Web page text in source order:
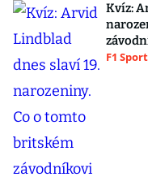
Kvíz:
F1 Sport